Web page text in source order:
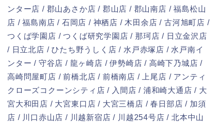
ンター店 / 郡山あさか店 / 郡山店 / 郡山南店 / 福島松山
店 / 福島南店 / 石岡店 / 神栖店 / 木田余店 / 古河旭町店 /
つくば学園店 / つくば研究学園店 / 那珂店 / 日立金沢店
/ 日立北店 / ひたち野うしく店 / 水戸赤塚店 / 水戸南イ
ンター / 守谷店 / 龍ヶ崎店 / 伊勢崎店 / 高崎下乃城店 /
高崎問屋町店 / 前橋北店 / 前橋南店 / 上尾店 / アンティ
クローズコクーンシティ店 / 入間店 / 浦和崎大通店 / 大
宮大和田店 / 大宮東口店 / 大宮三橋店 / 春日部店 / 加須
店 / 川口赤山店 / 川越新宿店 / 川越254号店 / 北本中山